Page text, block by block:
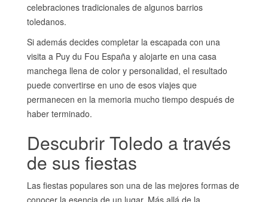
celebraciones tradicionales de algunos barrios
toledanos.
Si además decides completar la escapada con una
visita a Puy du Fou España y alojarte en una casa
manchega llena de color y personalidad, el resultado
puede convertirse en uno de esos viajes que
permanecen en la memoria mucho tiempo después de
haber terminado.
Descubrir Toledo a través
de sus fiestas
Las fiestas populares son una de las mejores formas de